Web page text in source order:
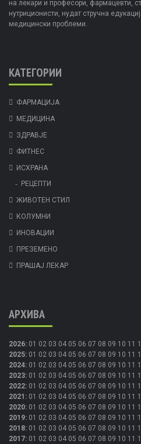
на лекари и професори, фармацевти,
нутриционисти, нудат стручна
медицински проблеми.
КАТЕГОРИИ
ФАРМАЦИЈА
МЕДИЦИНА
ЗДРАВЈЕ
ФИТНЕС
ИСХРАНА
РЕЦЕПТИ
ЖИВОТЕН СТИЛ
КОЛУМНИ
ИНОВАЦИИ
ПРЕЗЕМЕНО
ПРАШАЈ ЛЕКАР
АРХИВА
2026: 01 02 03 04 05 06 07 08 09 10 11
2025: 01 02 03 04 05 06 07 08 09 10 11
2024: 01 02 03 04 05 06 07 08 09 10 11
2023: 01 02 03 04 05 06 07 08 09 10 11
2022: 01 02 03 04 05 06 07 08 09 10 11
2021 : 01 02 03 04 05 06 07 08 09 10 11
2020: 01 02 03 04 05 06 07 08 09 10 11
2019: 01 02 03 04 05 06 07 08 09 10 11
2018: 01 02 03 04 05 06 07 08 09 10 11
2017: 01 02 03 04 05 06 07 08 09 10 11